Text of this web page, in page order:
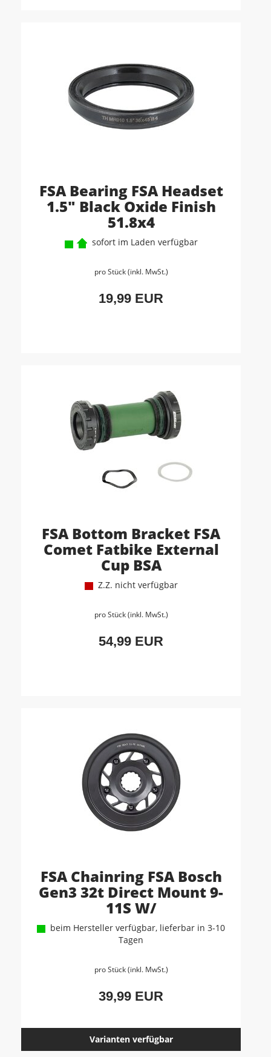
FSA Bearing FSA Headset
1.5" Black Oxide Finish
51.8x4
sofort im Laden verfügbar
pro Stück (inkl. MwSt.)
19,99 EUR
FSA Bottom Bracket FSA
Comet Fatbike External
Cup BSA
Z.Z. nicht verfügbar
pro Stück (inkl. MwSt.)
54,99 EUR
FSA Chainring FSA Bosch
Gen3 32t Direct Mount 9-
11S W/
beim Hersteller verfügbar, lieferbar in 3-10
Tagen
pro Stück (inkl. MwSt.)
39,99 EUR
Varianten verfügbar